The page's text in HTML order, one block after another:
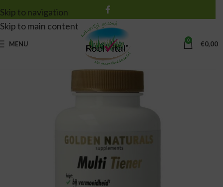
Skip to navigation
Skip to main content
MENU 0 €0,00